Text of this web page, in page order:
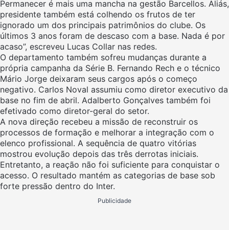
Permanecer é mais uma mancha na gestão Barcellos. Aliás,
presidente também está colhendo os frutos de ter
ignorado um dos principais patrimônios do clube. Os
últimos 3 anos foram de descaso com a base. Nada é por
acaso”, escreveu Lucas Collar nas redes.
O departamento também sofreu mudanças durante a
própria campanha da Série B. Fernando Rech e o técnico
Mário Jorge deixaram seus cargos após o começo
negativo. Carlos Noval assumiu como diretor executivo da
base no fim de abril. Adalberto Gonçalves também foi
efetivado como diretor-geral do setor.
A nova direção recebeu a missão de reconstruir os
processos de formação e melhorar a integração com o
elenco profissional. A sequência de quatro vitórias
mostrou evolução depois das três derrotas iniciais.
Entretanto, a reação não foi suficiente para conquistar o
acesso. O resultado mantém as categorias de base sob
forte pressão dentro do Inter.
Publicidade